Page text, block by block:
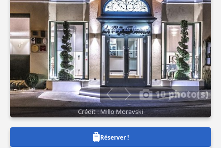
10 photo(s)
Crédit : Millo Moravski
Réserver !